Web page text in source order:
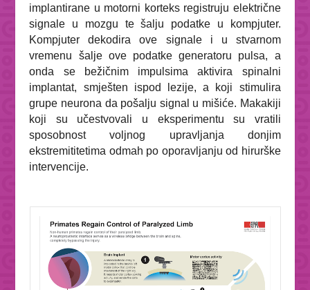
implantirane u motorni korteks registruju električne
signale u mozgu te šalju podatke u kompjuter.
Kompjuter dekodira ove signale i u stvarnom
vremenu šalje ove podatke generatoru pulsa, a
onda se bežičnim impulsima aktivira spinalni
implantat, smješten ispod lezije, a koji stimulira
grupe neurona da pošalju signal u mišiće. Makakiji
koji su učestvovali u eksperimentu su vratili
sposobnost voljnog upravljanja donjim
ekstremititetima odmah po oporavljanju od hirurške
intervencije.